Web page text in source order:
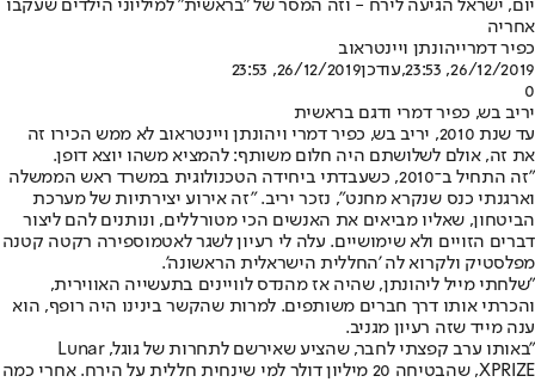
יום, ישראל הגיעה לירח - וזה המסר של "בראשית" למיליוני הילדים שעקבו
אחריה
כפיר דמרייהונתן ויינטראוב
26/12/2019, 23:53
,עודכן26/12/2019, 23:53
0
יריב בש, כפיר דמרי ודגם בראשית
עד שנת 2010, יריב בש, כפיר דמרי ויהונתן ויינטראוב לא ממש הכירו זה
את זה, אולם לשלושתם היה חלום משותף: להמציא משהו יוצא דופן.
"זה התחיל ב־2010, כשעבדתי ביחידה הטכנולוגית במשרד ראש הממשלה
וארגנתי כנס שנקרא מחנט", נזכר יריב. "זה אירוע יצירתיות של מערכת
הביטחון, שאליו מביאים את האנשים הכי מטורללים, ונותנים להם ליצור
דברים הזויים ולא שימושיים. עלה לי רעיון לשגר לאטמוספירה רקטה קטנה
מפלסטיק ולקרוא לה 'החללית הישראלית הראשונה'.
"שלחתי מייל ליהונתן, שהיה אז מהנדס לוויינים בתעשייה האווירית,
והכרתי אותו דרך חברים משותפים. למרות שהקשר בינינו היה רופף, הוא
ענה מייד שזה רעיון מגניב.
"באותו ערב קפצתי לחבר, שהציע שאירשם לתחרות של גוגל, Lunar
XPRIZE, שהבטיחה 20 מיליון דולר למי שינחית חללית על הירח. אחרי כמה